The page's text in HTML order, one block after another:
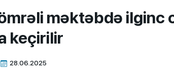
məktəbdə ilginc
keçirilir
28.06.2025